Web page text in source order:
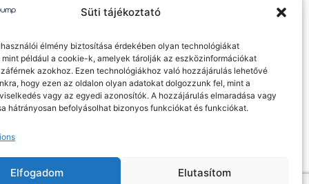
Süti tájékoztató
élmény biztosítása érdekében olyan technológiákat
mint például a cookie-k, amelyek tárolják az eszközinformációkat
azokhoz. Ezen technológiákhoz való hozzájárulás lehetővé
hogy ezen az oldalon olyan adatokat dolgozzunk fel, mint a
vagy az egyedi azonosítók. A hozzájárulás elmaradása vagy
hátrányosan befolyásolhat bizonyos funkciókat és funkciókat.
Elfogadom Elutasítom